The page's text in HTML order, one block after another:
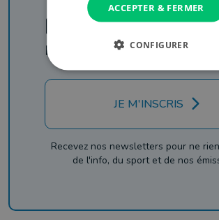
Newsletter
Rejoignez-nous
JE M'INSCRIS
Recevez nos newsletters pour ne
de l'info, du sport et de nos
ACCEPTER & FERMER
CONFIGURER